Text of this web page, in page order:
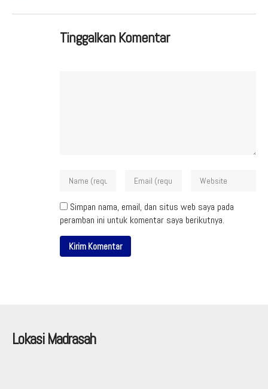
Tinggalkan Komentar
Simpan nama, email, dan situs web saya pada
peramban ini untuk komentar saya berikutnya.
Lokasi Madrasah